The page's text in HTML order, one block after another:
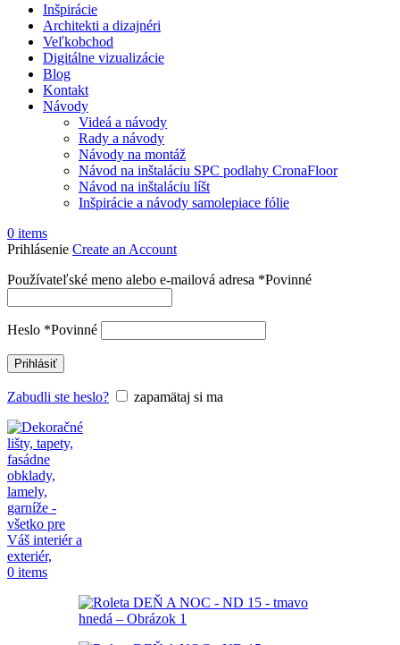
Inšpirácie
Architekti a dizajnéri
Veľkobchod
Digitálne vizualizácie
Blog
Kontakt
Návody
Videá a návody
Rady a návody
Návody na montáž
Návod na inštaláciu SPC podlahy CronaFloor
Návod na inštaláciu líšt
Inšpirácie a návody samolepiace fólie
0 items
Prihlásenie Create an Account
Používateľské meno alebo e-mailová adresa *Povinné
Heslo *Povinné
Prihlásiť
Zabudli ste heslo? zapamätaj si ma
0 items